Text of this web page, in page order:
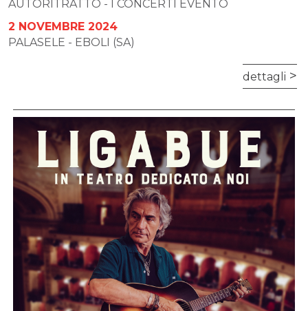
AUTORITRATTO - I CONCERTI EVENTO
2 NOVEMBRE 2024
PALASELE - EBOLI (SA)
dettagli